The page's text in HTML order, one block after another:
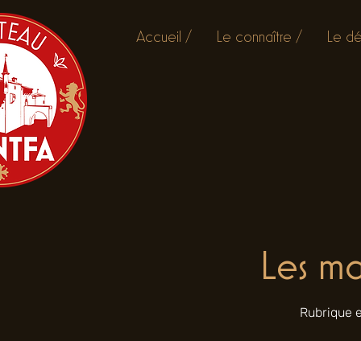
Accueil / Le connaître / Le
Les
Rubrique